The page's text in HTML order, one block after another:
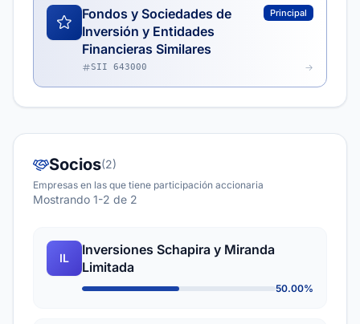
Fondos y Sociedades de
Inversión y Entidades
Financieras Similares
Principal
SII 643000
Socios(2)
Empresas en las que tiene participación accionaria
Mostrando 1-2 de 2
IL
Inversiones Schapira y Miranda
Limitada
50.00%